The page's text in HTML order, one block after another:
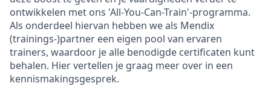
ontwikkelen met ons 'All-You-Can-Train'-programma.
Als onderdeel hiervan hebben we als Mendix
(trainings-)partner een eigen pool van ervaren
trainers, waardoor je alle benodigde certificaten kunt
behalen. Hier vertellen je graag meer over in een
kennismakingsgesprek.